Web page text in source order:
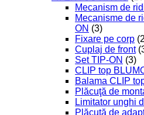
Mecanism de
Mecanisme de
ON (3)
Fixare pe corp
Cuplaj de front
Set TIP-ON (3)
CLIP top
Balama CLIP
Plăcuţă de
Limitator unghi
Plăcuţă de